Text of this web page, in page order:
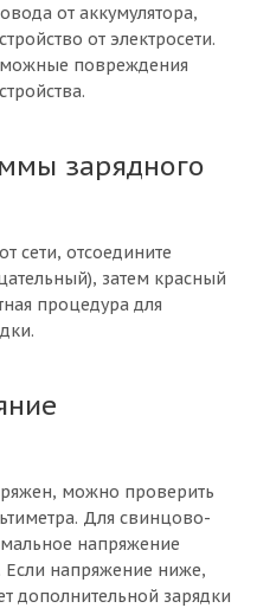
от аккумулятора,
от электросети.
повреждения
зарядного
сети, отсоедините
затем красный
процедура для
можно проверить
Для свинцово-
напряжение
Если напряжение ниже,
дополнительной зарядки